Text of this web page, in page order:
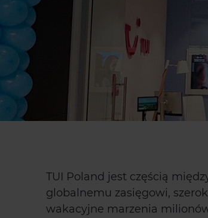
TUI Poland jest częścią
globalnemu zasięgowi,
wakacyjne marzenia